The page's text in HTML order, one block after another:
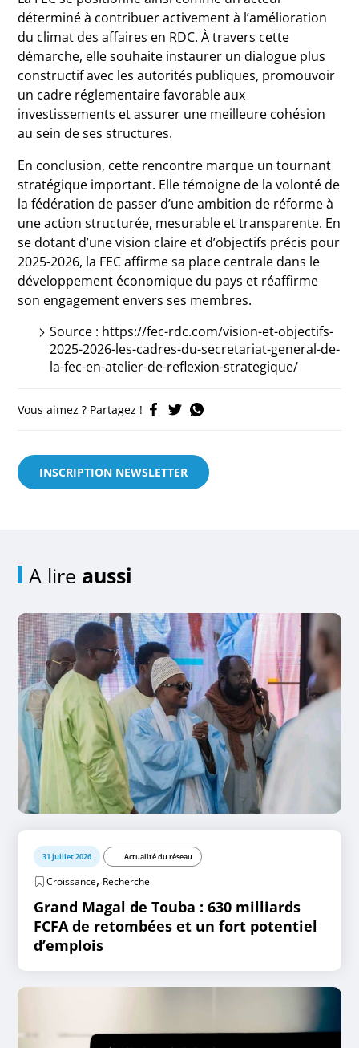
déterminé à contribuer activement à l’amélioration
du climat des affaires en RDC. À travers cette
démarche, elle souhaite instaurer un dialogue plus
constructif avec les autorités publiques, promouvoir
un cadre réglementaire favorable aux
investissements et assurer une meilleure cohésion
au sein de ses structures.
En conclusion, cette rencontre marque un tournant
stratégique important. Elle témoigne de la volonté de
la fédération de passer d’une ambition de réforme à
une action structurée, mesurable et transparente. En
se dotant d’une vision claire et d’objectifs précis pour
2025-2026, la FEC affirme sa place centrale dans le
développement économique du pays et réaffirme
son engagement envers ses membres.
Source : https://fec-rdc.com/vision-et-objectifs-
2025-2026-les-cadres-du-secretariat-general-de-
la-fec-en-atelier-de-reflexion-strategique/
Vous aimez ? Partagez !
INSCRIPTION NEWSLETTER
A lire aussi
31 juillet 2026 Actualité du réseau
Croissance, Recherche
Grand Magal de Touba : 630 milliards
FCFA de retombées et un fort potentiel
d’emplois